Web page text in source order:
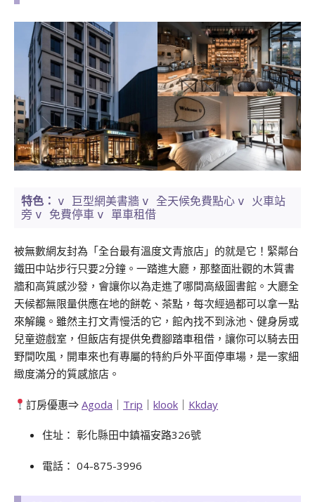
特色： v 巨型網美書牆 v 全天候免費點心 v 火車站
旁 v 免費停車 v 單車租借
被無數網友封為「全台最有溫度文青旅店」的就是它！緊鄰台
鐵田中站步行只要2分鐘。一踏進大廳，那整面壯觀的木質書
牆和高質感沙發，會讓你以為走進了哪間高級圖書館。大廳全
天候都無限量供應在地的餅乾、茶點，每次經過都可以拿一點
來解饞。雖然主打文青慢活的它，館內找不到泳池、健身房或
兒童遊戲室，但飯店有提供免費腳踏車租借，讓你可以騎去田
野間吹風，開車來也有專屬的特約戶外平面停車場，是一家細
緻度滿分的質感旅店。
訂房優惠⇒Agoda ｜ Trip ｜klook ｜ Kkday
住址： 彰化縣田中鎮福安路326號
電話： 04-875-3996